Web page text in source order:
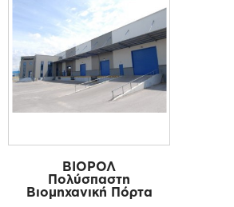
ΒΙΟΡΟΛ
Πολύσπαστη
Βιομηχανική Πόρτα